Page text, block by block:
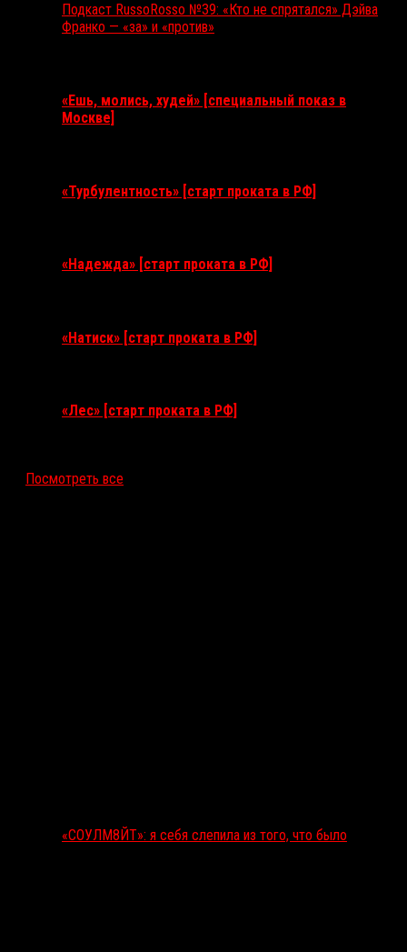
Подкаст RussoRosso №39: «Кто не спрятался» Дэйва
Франко — «за» и «против»
«Ешь, молись, худей» [специальный показ в
Москве]
«Турбулентность» [старт проката в РФ]
«Надежда» [старт проката в РФ]
«Натиск» [старт проката в РФ]
«Лес» [старт проката в РФ]
Посмотреть все
«СОУЛМ8ЙТ»: я себя слепила из того, что было